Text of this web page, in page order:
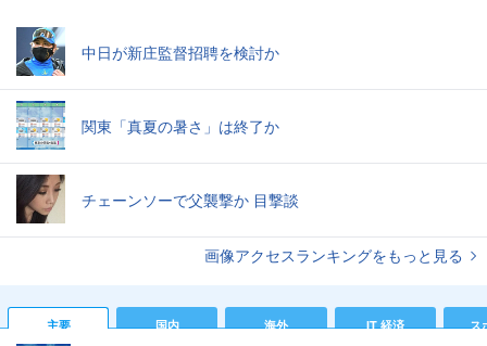
中日が新庄監督招聘を検討か
関東「真夏の暑さ」は終了か
チェーンソーで父襲撃か 目撃談
画像アクセスランキングをもっと見る
主要 国内 海外 IT 経済 ス